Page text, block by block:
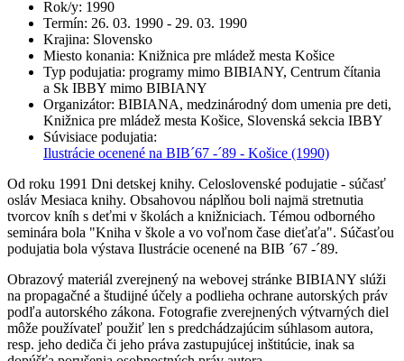
Rok/y: 1990
Termín: 26. 03. 1990 - 29. 03. 1990
Krajina: Slovensko
Miesto konania: Knižnica pre mládež mesta Košice
Typ podujatia: programy mimo BIBIANY, Centrum čítania
a Sk IBBY mimo BIBIANY
Organizátor: BIBIANA, medzinárodný dom umenia pre deti,
Knižnica pre mládež mesta Košice, Slovenská sekcia IBBY
Súvisiace podujatia:
Ilustrácie ocenené na BIB´67 -´89 - Košice (1990)
Od roku 1991 Dni detskej knihy. Celoslovenské podujatie - súčasť
osláv Mesiaca knihy. Obsahovou náplňou boli najmä stretnutia
tvorcov kníh s deťmi v školách a knižniciach. Témou odborného
seminára bola "Kniha v škole a vo voľnom čase dieťaťa". Súčasťou
podujatia bola výstava Ilustrácie ocenené na BIB ´67 -´89.
Obrazový materiál zverejnený na webovej stránke BIBIANY slúži
na propagačné a študijné účely a podlieha ochrane autorských práv
podľa autorského zákona. Fotografie zverejnených výtvarných diel
môže používateľ použiť len s predchádzajúcim súhlasom autora,
resp. jeho dediča či jeho práva zastupujúcej inštitúcie, inak sa